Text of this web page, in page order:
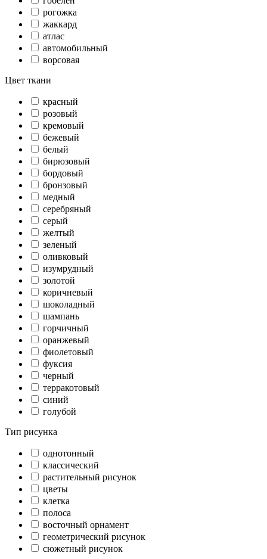
рогожка
жаккард
атлас
автомобильный
ворсовая
Цвет ткани
красный
розовый
кремовый
бежевый
белый
бирюзовый
бордовый
бронзовый
медный
серебряный
серый
желтый
зеленый
оливковый
изумрудный
золотой
коричневый
шоколадный
шампань
горчичный
оранжевый
фиолетовый
фуксия
черный
терракотовый
синий
голубой
Тип рисунка
однотонный
классический
растительный рисунок
цветы
клетка
полоса
восточный орнамент
геометрический рисунок
сюжетный рисунок